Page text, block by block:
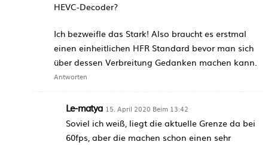
HEVC-Decoder?
Ich bezweifle das Stark! Also braucht es erstmal
einen einheitlichen HFR Standard bevor man sich
über dessen Verbreitung Gedanken machen kann.
Antworten
Le-matya 15. April 2020 Beim 13:42
Soviel ich weiß, liegt die aktuelle Grenze da bei
60fps, aber die machen schon einen sehr